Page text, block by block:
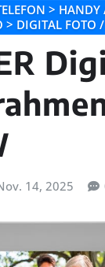
>
> DIGITAL FOTO
14, 2025